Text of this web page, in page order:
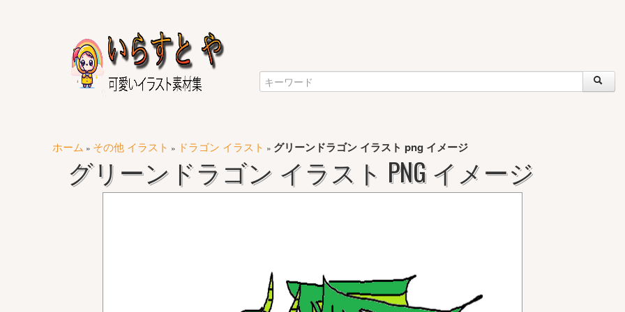
ホーム » その他 イラスト » ドラゴン イラスト » グリーンドラゴン イラスト png イメージ
グリーンドラゴン イラスト PNG イメージ